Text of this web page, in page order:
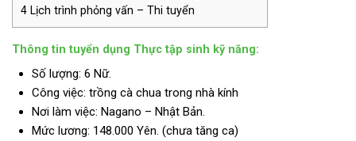
4 Lịch trình phỏng vấn – Thi tuyển
Thông tin tuyển dụng Thực tập sinh kỹ năng:
Số lượng: 6 Nữ.
Công việc: trồng cà chua trong nhà kính
Nơi làm việc: Nagano – Nhật Bản.
Mức lương: 148.000 Yên. (chưa tăng ca)